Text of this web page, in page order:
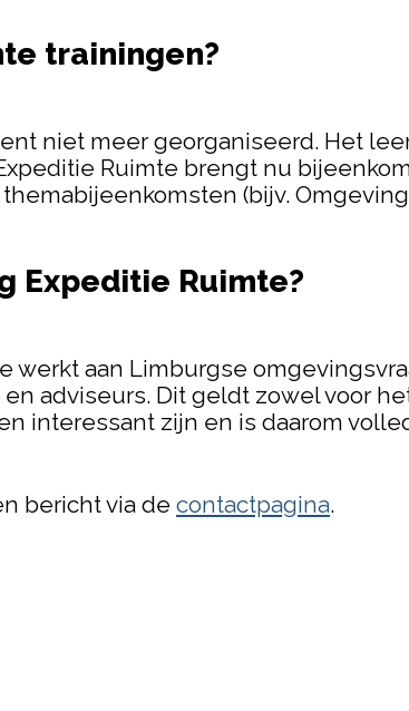
trainingen?
niet meer georganiseerd. Het
Ruimte brengt nu
(bijv.
Expeditie Ruimte?
werkt aan Limburgse
adviseurs. Dit geldt zowel voor
interessant zijn en is daarom
bericht via de contactpagina.